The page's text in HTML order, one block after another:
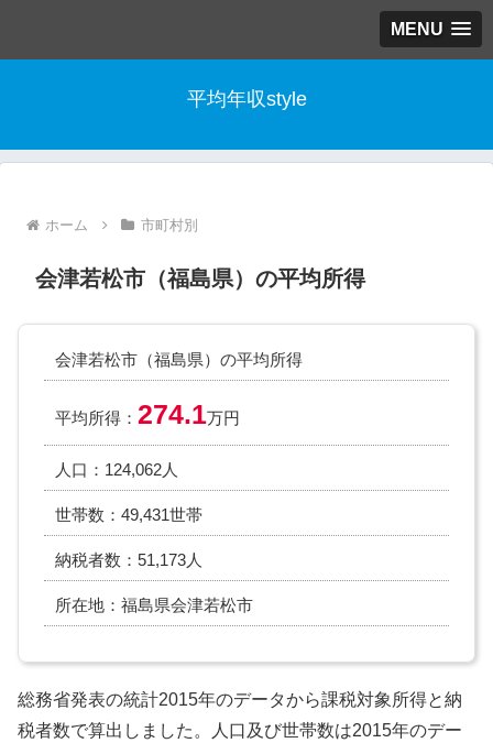
MENU
平均年収style
ホーム 市町村別
会津若松市（福島県）の平均所得
会津若松市（福島県）の平均所得
平均所得： 274.1万円
人口：124,062人
世帯数：49,431世帯
納税者数：51,173人
所在地：福島県会津若松市
総務省発表の統計2015年のデータから課税対象所得と納
税者数で算出しました。人口及び世帯数は2015年のデー